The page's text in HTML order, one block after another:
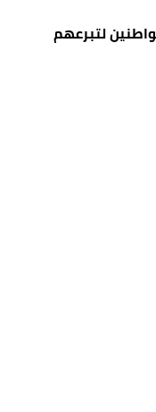
جازان يكرّم 3 مواطنين لتبرعهم